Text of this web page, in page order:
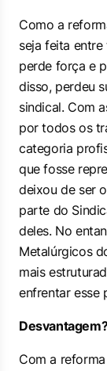
Como a
seja feita
perde força e
disso, perdeu
sindical. Com
por todos os
categoria
que fosse
deixou de ser
parte do
deles. No
Metalúrgicos
mais
enfrentar esse
Com a